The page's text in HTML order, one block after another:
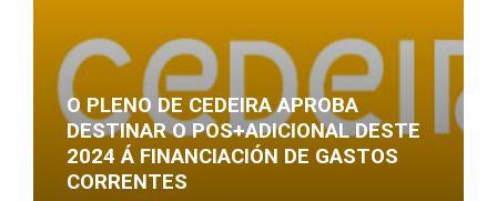
O PLENO DE CEDEIRA APROBA
DESTINAR O POS+ADICIONAL DESTE
2024 Á FINANCIACIÓN DE GASTOS
CORRENTES